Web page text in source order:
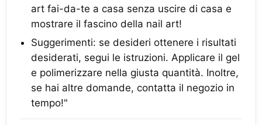
art fai-da-te a casa senza uscire di casa e
mostrare il fascino della nail art!
Suggerimenti: se desideri ottenere i risultati
desiderati, segui le istruzioni. Applicare il gel
e polimerizzare nella giusta quantità. Inoltre,
se hai altre domande, contatta il negozio in
tempo!"